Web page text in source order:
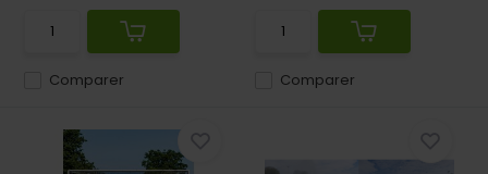
Comparer Comparer